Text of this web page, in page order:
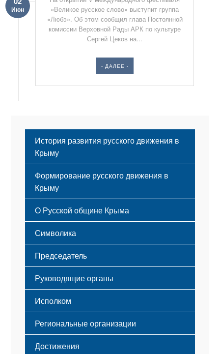
Июн
«Великое русское слово» выступит группа
«Любэ». Об этом сообщил глава Постоянной
комиссии Верховной Рады АРК по культуре
Сергей Цеков на...
- ДАЛЕЕ -
История развития русского движения в
Крыму
Формирование русского движения в
Крыму
Русский Крым
О Русской общине Крыма
Этапы становления
Принципы деятельности
Структура
Мероприятия
Символика
Флаг
Герб
Гимн
Председатель
Руководящие органы
Исполком
Региональные организации
Достижения